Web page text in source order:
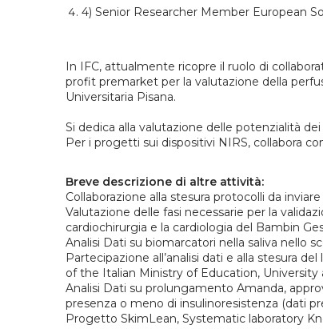
4) Senior Researcher Member European
In IFC, attualmente ricopre il ruolo di
profit premarket per la valutazione della
Universitaria Pisana.
Si dedica alla valutazione delle potenzialità
Per i progetti sui dispositivi NIRS, collabora
Breve descrizione di altre attività:
Collaborazione alla stesura protocolli da
Valutazione delle fasi necessarie per la
cardiochirurgia e la cardiologia del Bambin
Analisi Dati su biomarcatori nella saliva nello
Partecipazione all’analisi dati e alla stesura
of the Italian Ministry of Education, University
Analisi Dati su prolungamento Amanda,
presenza o meno di insulinoresistenza (dati
Progetto SkimLean, Systematic laboratory